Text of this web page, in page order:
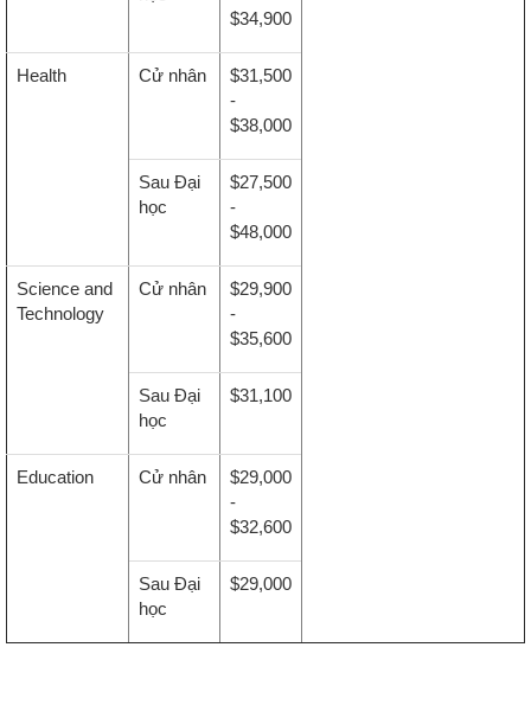
$34,900
Health Cử nhân
$31,500
-
$38,000
Sau Đại
học
$27,500
-
$48,000
Science and
Technology
Cử nhân
$29,900
-
$35,600
Sau Đại
học
$31,100
Education Cử nhân
$29,000
-
$32,600
Sau Đại
học
$29,000